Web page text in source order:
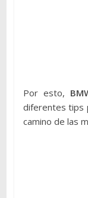
Por esto,
diferentes tips
camino de las